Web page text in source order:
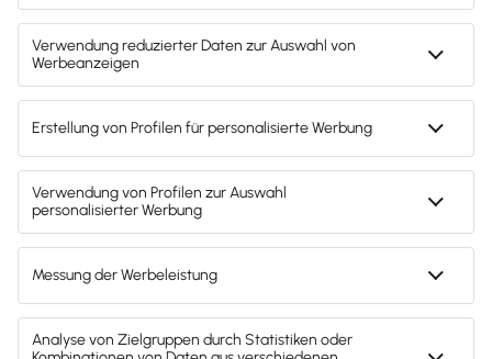
Wachstumschancengesetz: Steueränderungen
für Unternehmen
Steueränderungen für Unternehmen - ein Überblick.
Lesezeit 9 Minuten
Umsatzsteuer bei Anwendung der
Kleinunternehmerregelung
In der Rechnung weist ein Kleinunternehmer keine